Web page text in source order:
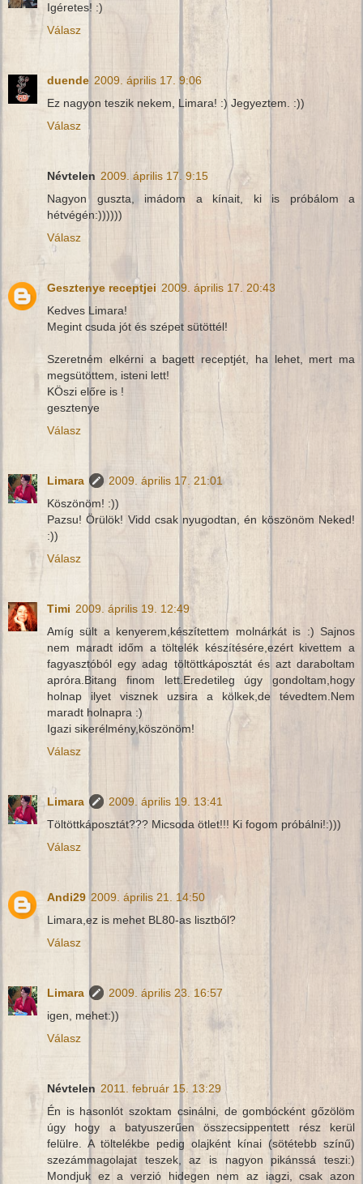
Igéretes! :)
Válasz
duende 2009. április 17. 9:06
Ez nagyon teszik nekem, Limara! :) Jegyeztem. :))
Válasz
Névtelen 2009. április 17. 9:15
Nagyon guszta, imádom a kínait, ki is próbálom a
hétvégén:))))))
Válasz
Gesztenye receptjei 2009. április 17. 20:43
Kedves Limara!
Megint csuda jót és szépet sütöttél!
Szeretném elkérni a bagett receptjét, ha lehet, mert ma
megsütöttem, isteni lett!
KÖszi előre is !
gesztenye
Válasz
Limara
2009. április 17. 21:01
Köszönöm! :))
Pazsu! Örülök! Vidd csak nyugodtan, én köszönöm Neked!
:))
Válasz
Timi 2009. április 19. 12:49
Amíg sült a kenyerem,készítettem molnárkát is :) Sajnos
nem maradt időm a töltelék készítésére,ezért kivettem a
fagyasztóból egy adag töltöttkáposztát és azt daraboltam
apróra.Bitang finom lett.Eredetileg úgy gondoltam,hogy
holnap ilyet visznek uzsira a kölkek,de tévedtem.Nem
maradt holnapra :)
Igazi sikerélmény,köszönöm!
Válasz
Limara
2009. április 19. 13:41
Töltöttkáposztát??? Micsoda ötlet!!! Ki fogom próbálni!:)))
Válasz
Andi29 2009. április 21. 14:50
Limara,ez is mehet BL80-as lisztből?
Válasz
Limara
2009. április 23. 16:57
igen, mehet:))
Válasz
Névtelen 2011. február 15. 13:29
Én is hasonlót szoktam csinálni, de gombócként gőzölöm
úgy hogy a batyuszerűen összecsippentett rész kerül
felülre. A töltelékbe pedig olajként kínai (sötétebb színű)
szezámmagolajat teszek, az is nagyon pikánssá teszi:)
Mondjuk ez a verzió hidegen nem az iagzi, csak azon